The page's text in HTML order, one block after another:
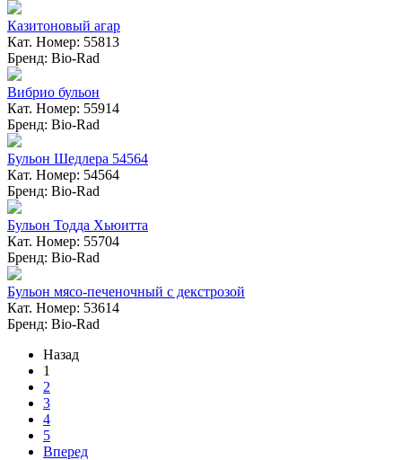
Казитоновый агар
Кат. Номер: 55813
Бренд: Bio-Rad
Вибрио бульон
Кат. Номер: 55914
Бренд: Bio-Rad
Бульон Шедлера 54564
Кат. Номер: 54564
Бренд: Bio-Rad
Бульон Тодда Хьюитта
Кат. Номер: 55704
Бренд: Bio-Rad
Бульон мясо-печеночный с декстрозой
Кат. Номер: 53614
Бренд: Bio-Rad
Назад
1
2
3
4
5
Вперед